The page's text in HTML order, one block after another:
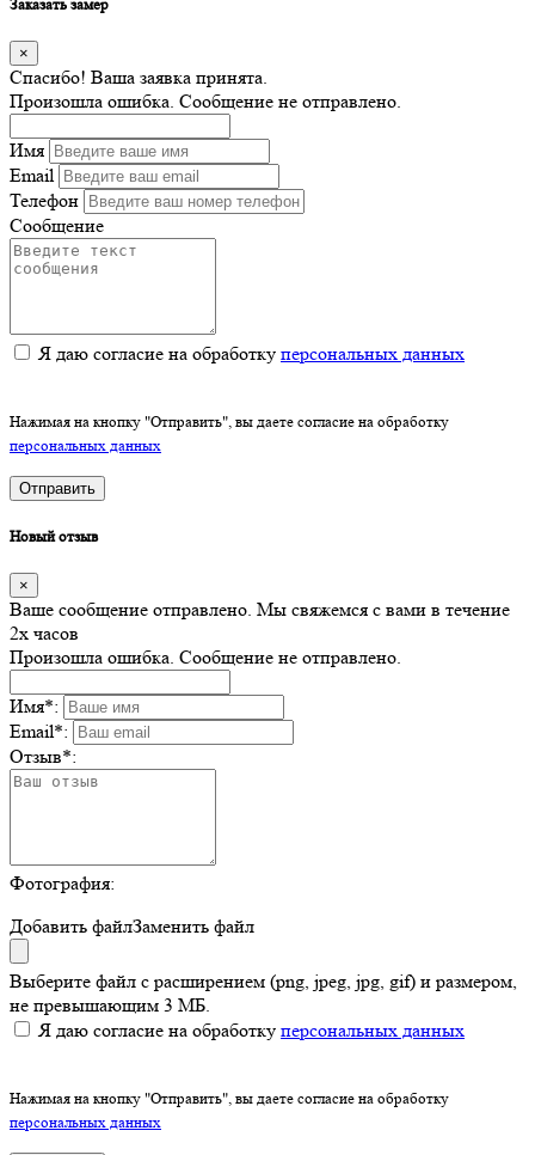
Заказать замер
×
Спасибо! Ваша заявка принята.
Произошла ошибка. Сообщение не отправлено.
Имя
Email
Телефон
Сообщение
Я даю согласие на обработку персональных данных
Нажимая на кнопку "Отправить", вы даете согласие на обработку
персональных данных
Отправить
Новый отзыв
×
Ваше сообщение отправлено. Мы свяжемся с вами в течение
2х часов
Произошла ошибка. Сообщение не отправлено.
Имя*:
Email*:
Отзыв*:
Фотография:
Добавить файлЗаменить файл
Выберите файл с расширением (png, jpeg, jpg, gif) и размером,
не превышающим 3 МБ.
Я даю согласие на обработку персональных данных
Нажимая на кнопку "Отправить", вы даете согласие на обработку
персональных данных